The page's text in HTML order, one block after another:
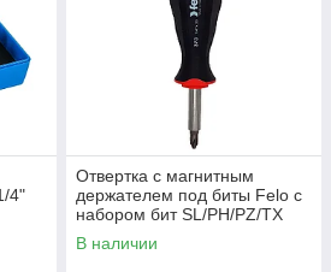
4"
Отвертка с магнитным
держателем под биты Felo с
набором бит SL/PH/PZ/TX
8шт. 37320805
В наличии